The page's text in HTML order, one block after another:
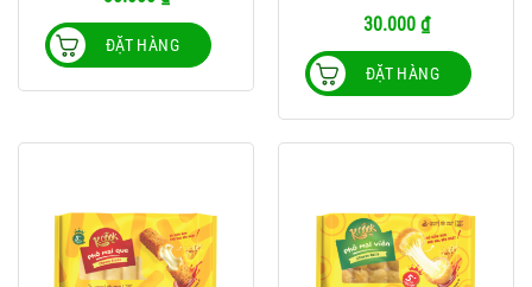
ĐẶT HÀNG
Các
tùy
trang
phẩm
30.000 ₫
ĐẶT HÀNG
tùy
chọn
thể
trang
phẩm